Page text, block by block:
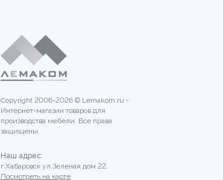
Copyright 2006-2026 © Lemakom.ru -
Интернет-магазин товаров для
производства мебели. Все права
защищены.
Наш адрес:
г.Хабаровск ул.Зеленая дом 22.
Посмотреть на карте